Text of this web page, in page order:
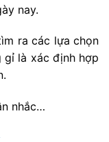
nay.
ra các lựa chọn
là xác định hợp
nhắc…